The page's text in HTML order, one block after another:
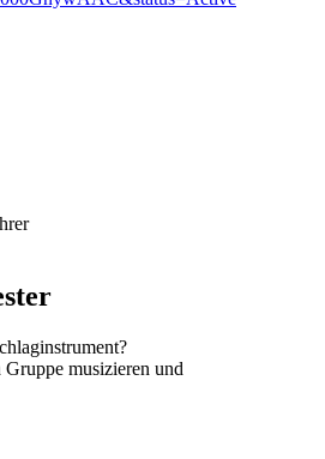
musizieren und